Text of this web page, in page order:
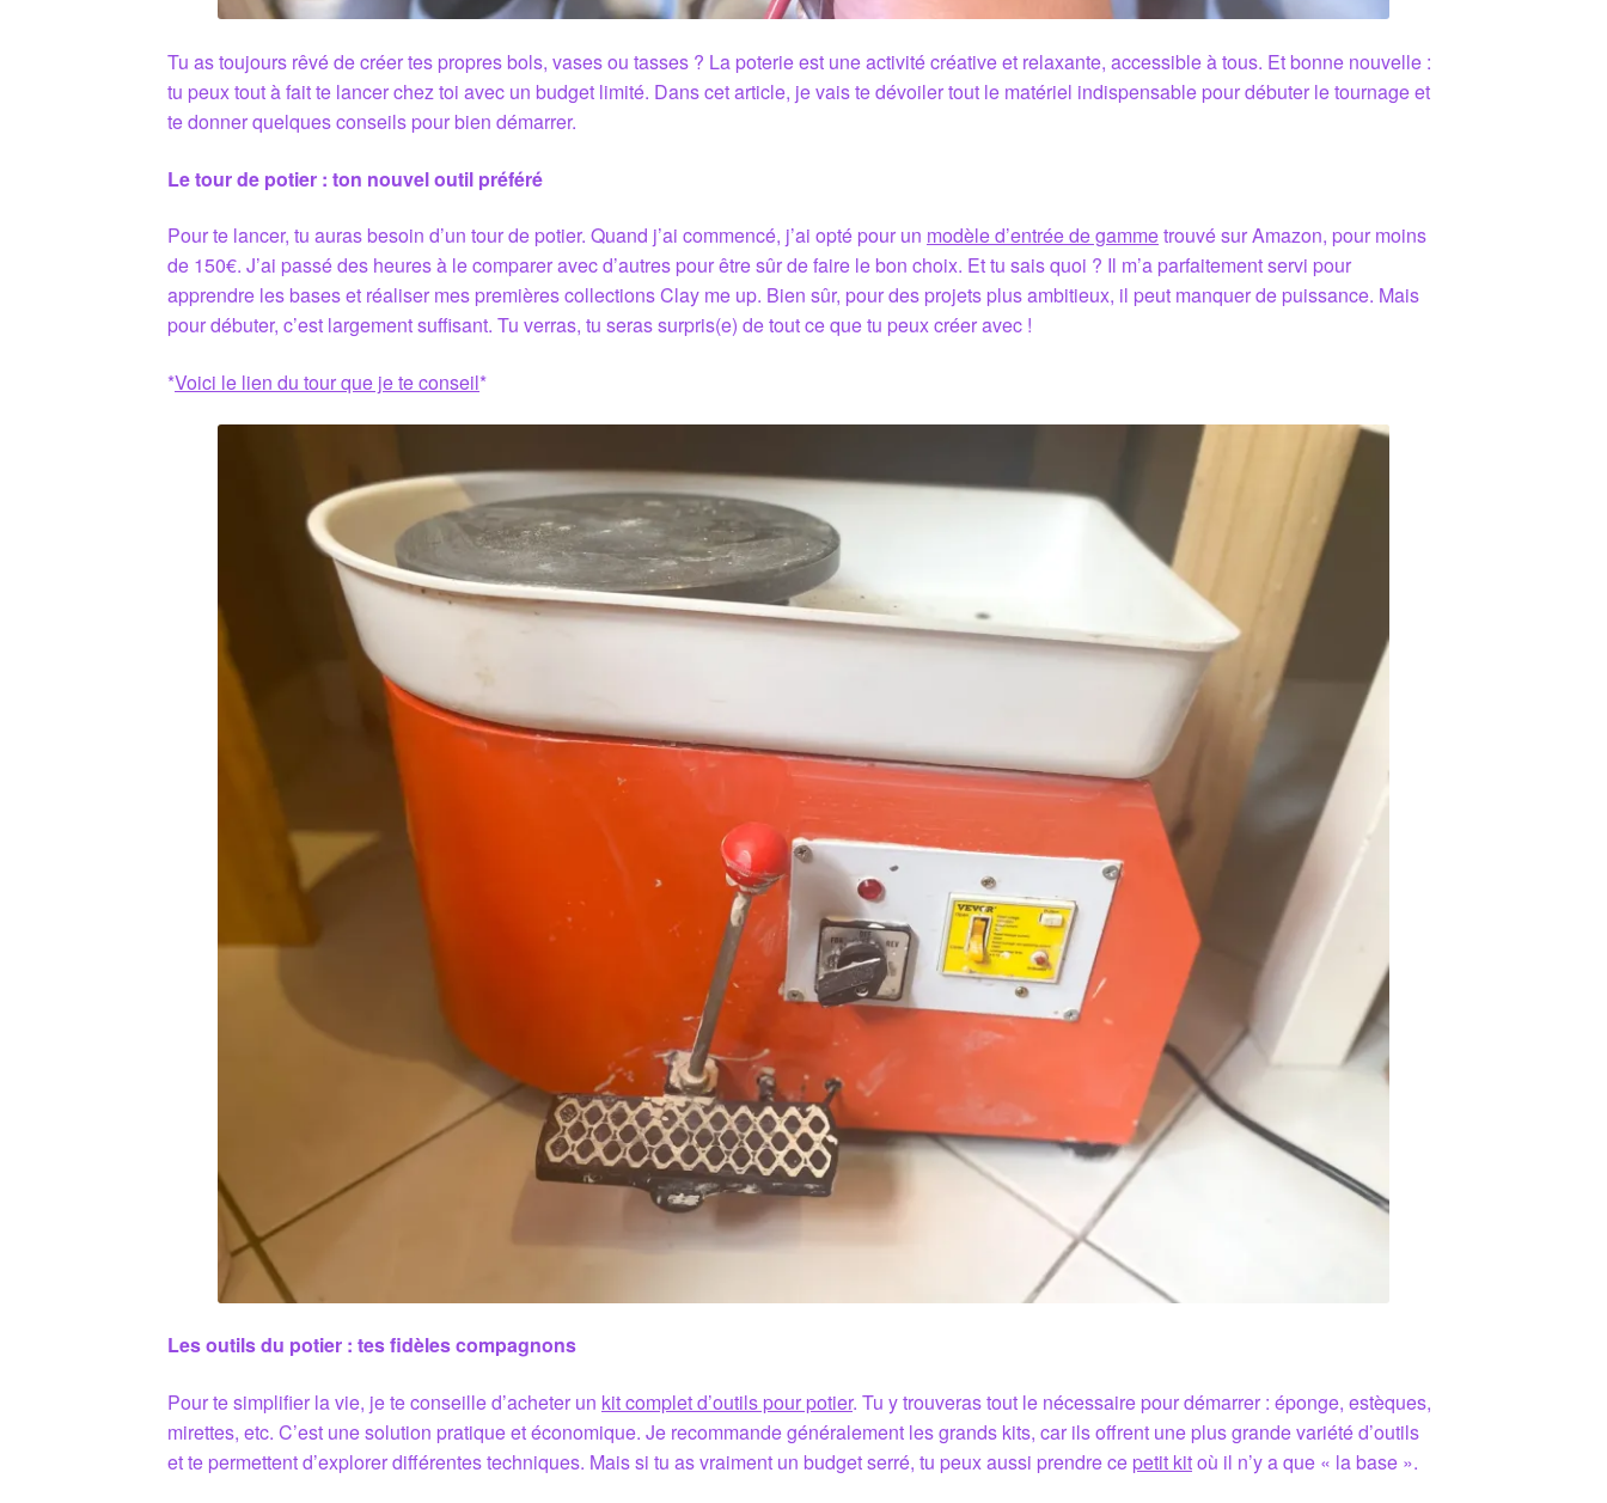
Tu as toujours rêvé de créer tes propres bols, vases ou tasses ? La poterie est une activité créative et relaxante, accessible à tous. Et bonne nouvelle :
tu peux tout à fait te lancer chez toi avec un budget limité. Dans cet article, je vais te dévoiler tout le matériel indispensable pour débuter le tournage et
te donner quelques conseils pour bien démarrer.
Le tour de potier : ton nouvel outil préféré
Pour te lancer, tu auras besoin d’un tour de potier. Quand j’ai commencé, j’ai opté pour un modèle d’entrée de gammetrouvé sur Amazon, pour moins
de 150€. J’ai passé des heures à le comparer avec d’autres pour être sûr de faire le bon choix. Et tu sais quoi ? Il m’a parfaitement servi pour
apprendre les bases et réaliser mes premières collections Clay me up. Bien sûr, pour des projets plus ambitieux, il peut manquer de puissance. Mais
pour débuter, c’est largement suffisant. Tu verras, tu seras surpris(e) de tout ce que tu peux créer avec !
*Voici le lien du tour que je te conseil*
Les outils du potier : tes fidèles compagnons
Pour te simplifier la vie, je te conseille d’acheter un kit complet d’outils pour potier. Tu y trouveras tout le nécessaire pour démarrer : éponge, estèques,
mirettes, etc. C’est une solution pratique et économique. Je recommande généralement les grands kits, car ils offrent une plus grande variété d’outils
et te permettent d’explorer différentes techniques. Mais si tu as vraiment un budget serré, tu peux aussi prendre ce petit kitoù il n’y a que « la base ».